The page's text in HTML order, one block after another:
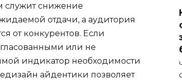
служит снижение
отдачи, а аудитория
от конкурентов. Если
или не
индикатор необходимости
айдентики позволяет